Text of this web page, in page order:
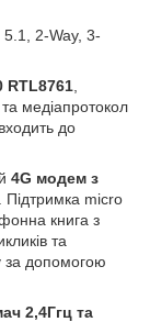
5.1, 2-Way, 3-
RTL8761
медіапротокол
до
4G модем з
. Підтримка micro
книга з
та
за допомогою
2,4Ггц та